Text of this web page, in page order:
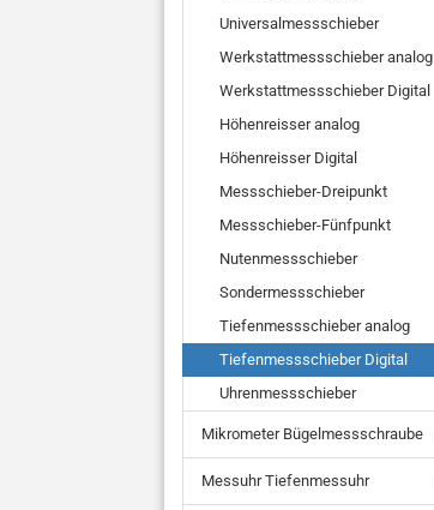
Universalmessschieber
Werkstattmessschieber analog
Werkstattmessschieber Digital
Höhenreisser analog
Höhenreisser Digital
Messschieber-Dreipunkt
Messschieber-Fünfpunkt
Nutenmessschieber
Sondermessschieber
Tiefenmessschieber analog
Tiefenmessschieber Digital
Uhrenmessschieber
Mikrometer Bügelmessschraube
Messuhr Tiefenmessuhr